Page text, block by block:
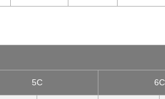
5C 6C